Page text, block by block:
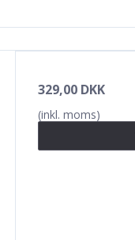
329,00 DKK
(inkl. moms)